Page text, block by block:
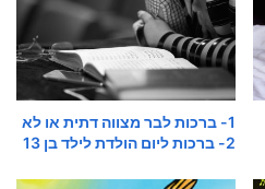
1- ברכות לבר מצווה דתית או לא
2- ברכות ליום הולדת לילד בן 13